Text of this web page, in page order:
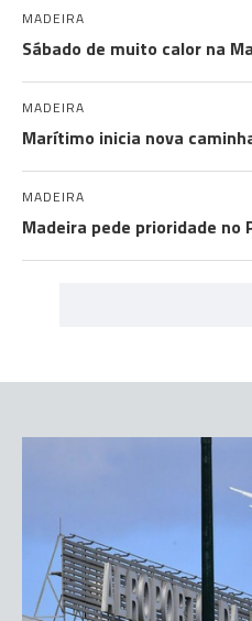
MADEIRA
Sábado de muito calor na
MADEIRA
Marítimo inicia nova
MADEIRA
Madeira pede prioridade no